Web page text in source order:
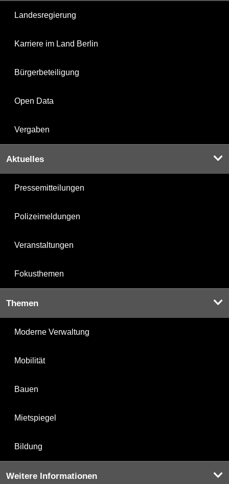
Landesregierung
Karriere im Land Berlin
Bürgerbeteiligung
Open Data
Vergaben
Aktuelles
Pressemitteilungen
Polizeimeldungen
Veranstaltungen
Fokusthemen
Themen
Moderne Verwaltung
Mobilität
Bauen
Mietspiegel
Bildung
Weitere Informationen